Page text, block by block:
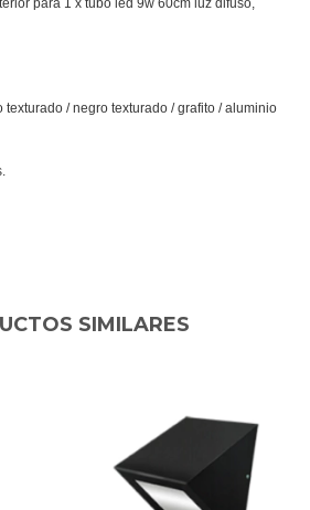
/ negro texturado / grafito / aluminio
SIMILARES